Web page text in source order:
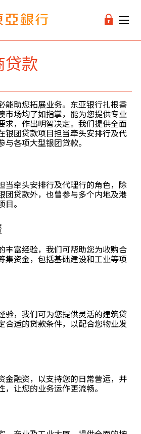
贷款
能助您拓展业务。东亚银行扎根香
市场均了如指掌，能为您提供专业
求，作出明智决定。我们提供全面
银团贷款项目担当牵头安排行及代
与各项大型银团贷款。
当牵头安排行及代理行的角色，除
团贷款外，也曾参与多个内地及港
目。
丰富经验，我们可帮助您为收购合
集资金，包括基础建设和工业等项
验，我们可为您提供灵活的建筑贷
合适的贷款条件，以配合您物业发
金融资，以支持您的日常营运，并
，让您的业务运作更流畅。